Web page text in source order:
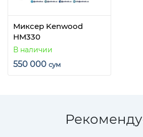
Миксер Kenwood
HM330
В наличии
550 000 сум